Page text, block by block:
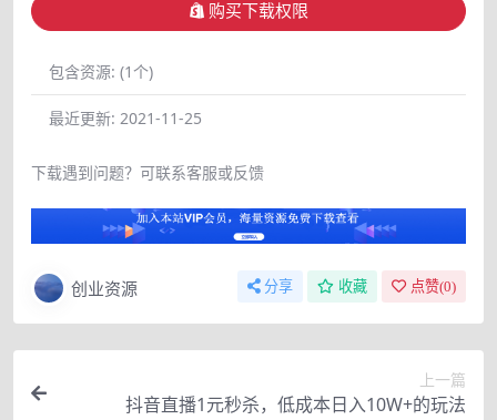
购买下载权限
包含资源: (1个)
最近更新: 2021-11-25
下载遇到问题？可联系客服或反馈
创业资源 分享 收藏 点赞(0)
上一篇
抖音直播1元秒杀，低成本日入10W+的玩法